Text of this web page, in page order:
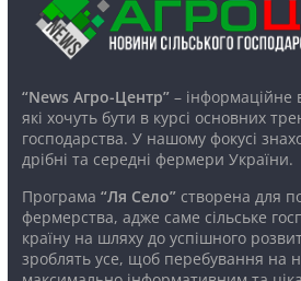
“News Агро-Центр”– інформаційне
які хочуть бути в курсі основних
господарства. У нашому фокусі
дрібні та середні фермери України.
Програма “Ля Село”створена для
фермерства, адже саме сільське
країну на шляху до успішного
зроблять усе, щоб перебування на